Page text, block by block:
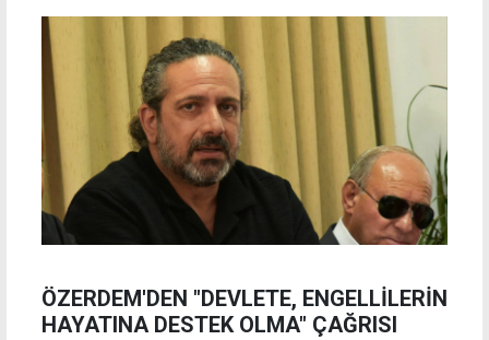
ÖZERDEM'DEN "DEVLETE, ENGELLİLERİN
HAYATINA DESTEK OLMA" ÇAĞRISI